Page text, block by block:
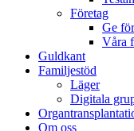
Företag
Ge
Våra
Guldkant
Familjestöd
Läger
Digitala
Om oss